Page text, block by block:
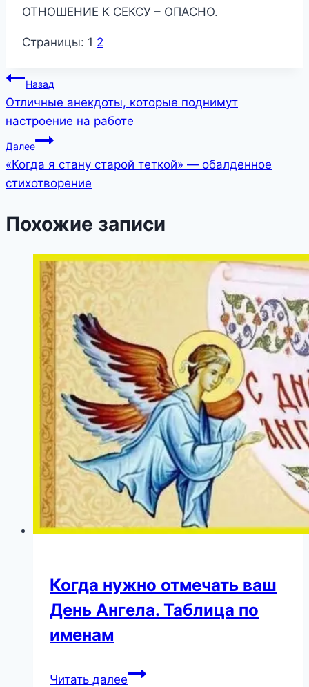
ОТНОШЕНИЕ К СЕКСУ – ОПАСНО.
Страницы: 1 2
Навигация
по
записям
Назад
Отличные анекдоты, которые поднимут
настроение на работе
Далее
«Когда я стану старой теткой» — обалденное
стихотворение
Похожие записи
Когда нужно отмечать ваш
День Ангела. Таблица по
именам
Читать далееКогда